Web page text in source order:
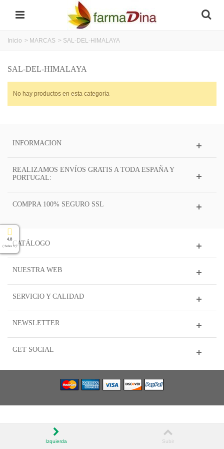
4.8
( Sobre 5 )
Inicio > MARCAS > SAL-DEL-HIMALAYA
SAL-DEL-HIMALAYA
No hay productos en esta categoría
INFORMACION
REALIZAMOS ENVÍOS GRATIS A TODA ESPAÑA Y
PORTUGAL:
COMPRA 100% SEGURO SSL
CATÁLOGO
NUESTRA WEB
SERVICIO Y CALIDAD
NEWSLETTER
GET SOCIAL
Izquierda Subir